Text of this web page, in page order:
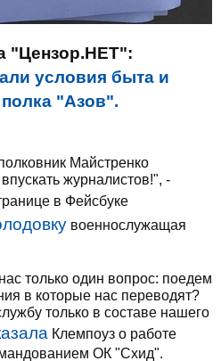
"Цензор.НЕТ":
условия быта и
"Азов".
Майстренко
журналистов!", -
в Фейсбуке
военнослужащая
только один вопрос: поедем
в которые нас переводят?
только в составе нашего
Клемпоуз о работе
ОК "Схид".